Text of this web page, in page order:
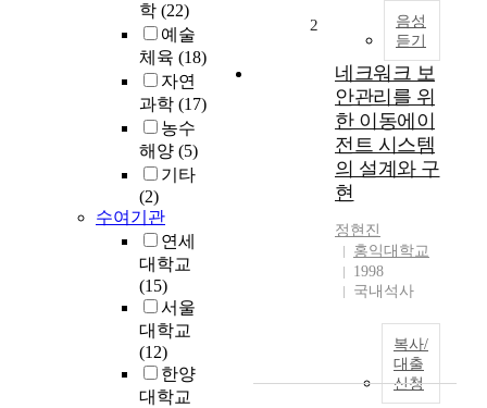
학 (22)
예술
체육 (18)
자연
과학 (17)
농수
해양 (5)
기타
(2)
수여기관
연세
대학교
(15)
서울
대학교
(12)
한양
대학교
음성
듣기
2
네크워크 보
안관리를 위
한 이동에이
전트 시스템
의 설계와 구
현
정현진
홍익대학교
1998
국내석사
복사/
대출
신청